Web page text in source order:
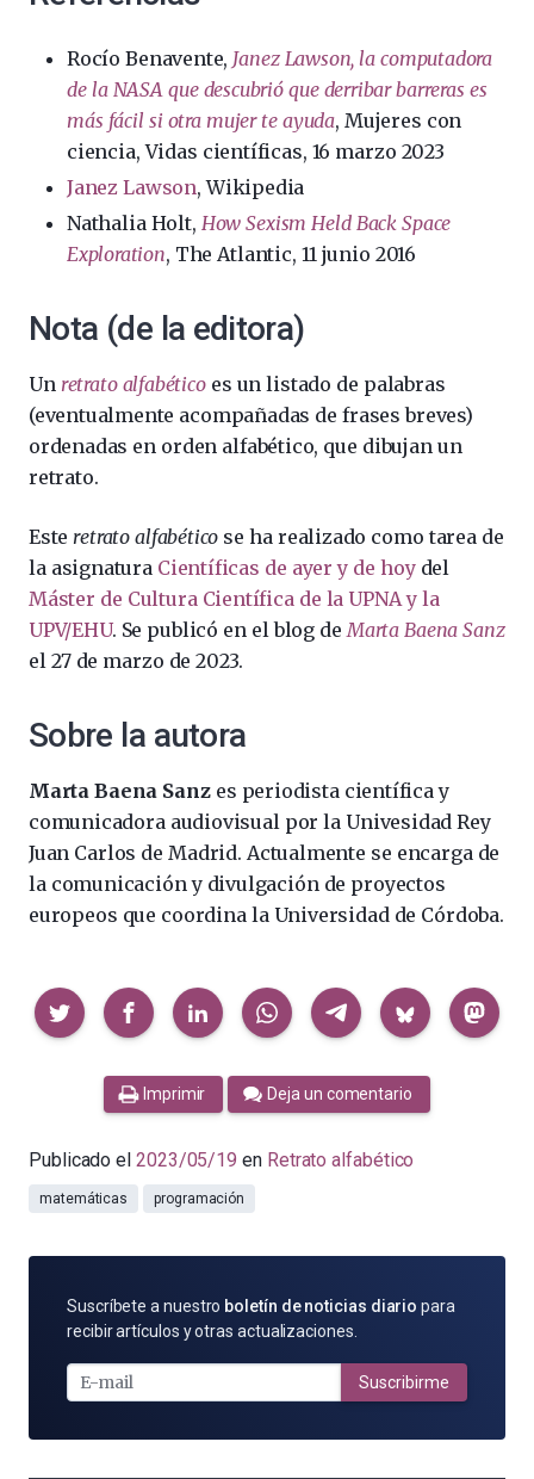
Rocío Benavente, Janez Lawson, la computadora
de la NASA que descubrió que derribar barreras es
más fácil si otra mujer te ayuda, Mujeres con
ciencia, Vidas científicas, 16 marzo 2023
Janez Lawson, Wikipedia
Nathalia Holt, How Sexism Held Back Space
Exploration, The Atlantic, 11 junio 2016
Nota (de la editora)
Un retrato alfabéticoes un listado de palabras
(eventualmente acompañadas de frases breves)
ordenadas en orden alfabético, que dibujan un
retrato.
Este retrato alfabético se ha realizado como tarea de
la asignatura Científicas de ayer y de hoydel
Máster de Cultura Científica de la UPNA y la
UPV/EHU. Se publicó en el blog de Marta Baena Sanz
el 27 de marzo de 2023.
Sobre la autora
Marta Baena Sanzes periodista científica y
comunicadora audiovisual por la Univesidad Rey
Juan Carlos de Madrid. Actualmente se encarga de
la comunicación y divulgación de proyectos
europeos que coordina la Universidad de Córdoba.
Compartir
Imprimir Deja un comentario
Publicado el 2023/05/19 en Retrato alfabético
matemáticas programación
SUSCRÍBETE
POR
MAIL
Suscríbete a nuestro boletín de noticias diario para
recibir artículos y otras actualizaciones.
Suscribirme